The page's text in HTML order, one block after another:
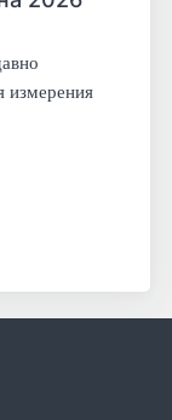
измерения